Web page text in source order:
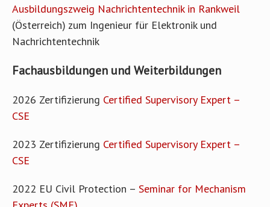
Ausbildungszweig Nachrichtentechnik in Rankweil
(Österreich) zum Ingenieur für Elektronik und
Nachrichtentechnik
Fachausbildungen und Weiterbildungen
2026 Zertifizierung Certified Supervisory Expert –
CSE
2023 Zertifizierung Certified Supervisory Expert –
CSE
2022 EU Civil Protection – Seminar for Mechanism